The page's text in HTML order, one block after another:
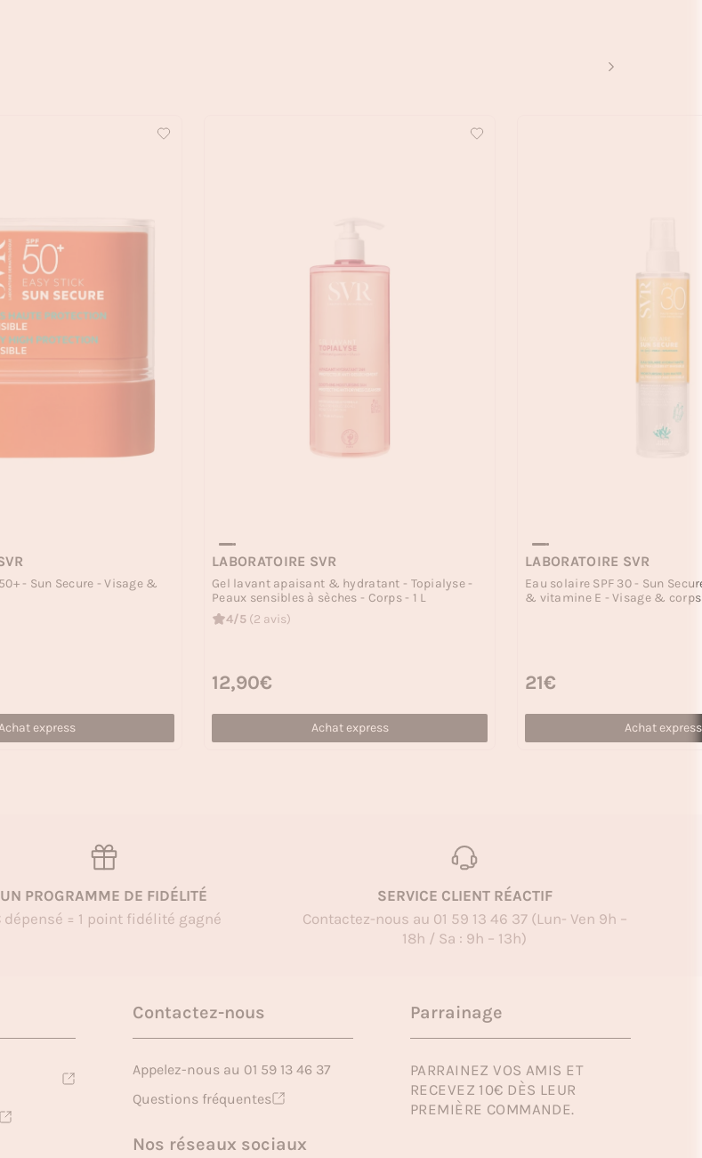
- Sun Secure - Visage &
express
LABORATOIRE SVR
Gel lavant apaisant & hydratant - Topialyse -
Peaux sensibles à sèches - Corps - 1 L
4/5 (2 avis)
Prix habituel
12,90€
Achat express
LABORATOIRE SVR
Eau solaire SPF 30 - Sun
& vitamine E - Visage &
Prix habituel
21€
Achat express
UN PROGRAMME DE FIDÉLITÉ
dépensé = 1 point fidélité gagné
SERVICE CLIENT RÉACTIF
Contactez-nous au 01 59 13 46 37 (Lun- Ven 9h –
18h / Sa : 9h – 13h)
Contactez-nous
Appelez-nous au 01 59 13 46 37
Questions fréquentes
Nos réseaux sociaux
Parrainage
PARRAINEZ VOS AMIS ET
RECEVEZ 10€ DÈS LEUR
PREMIÈRE COMMANDE.